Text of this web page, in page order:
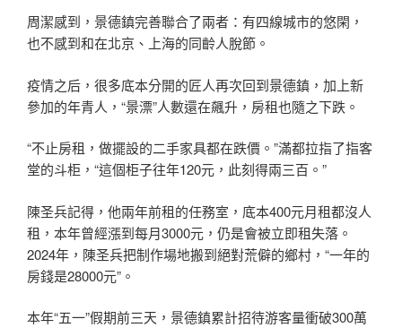
周潔感到，景德鎮完善聯合了兩者：有四線城市的悠閑，
也不感到和在北京、上海的同齡人脫節。
疫情之后，很多底本分開的匠人再次回到景德鎮，加上新
參加的年青人，“景漂”人數還在飆升，房租也隨之下跌。
“不止房租，做擺設的二手家具都在跌價。”滿都拉指了指客
堂的斗柜，“這個柜子往年120元，此刻得兩三百。”
陳圣兵記得，他兩年前租的任務室，底本400元月租都沒人
租，本年曾經漲到每月3000元，仍是會被立即租失落。
2024年，陳圣兵把制作場地搬到絕對荒僻的鄉村，“一年的
房錢是28000元”。
本年“五一”假期前三天，景德鎮累計招待游客量衝破300萬